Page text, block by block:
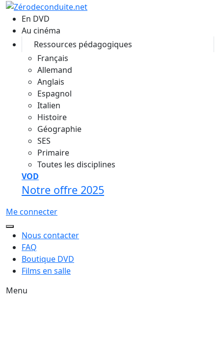
Aller au contenu principal
En DVD
Au cinéma
Ressources pédagogiques
Français
Allemand
Anglais
Espagnol
Italien
Histoire
Géographie
SES
Primaire
Toutes les disciplines
VOD
Notre offre 2025
Me connecter
Nous contacter
FAQ
Boutique DVD
Films en salle
Menu